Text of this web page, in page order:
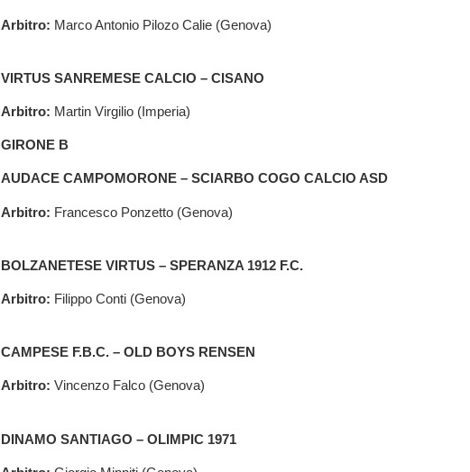
Arbitro: Marco Antonio Pilozo Calie (Genova)
VIRTUS SANREMESE CALCIO – CISANO
Arbitro: Martin Virgilio (Imperia)
GIRONE B
AUDACE CAMPOMORONE – SCIARBO COGO CALCIO ASD
Arbitro: Francesco Ponzetto (Genova)
BOLZANETESE VIRTUS – SPERANZA 1912 F.C.
Arbitro: Filippo Conti (Genova)
CAMPESE F.B.C. – OLD BOYS RENSEN
Arbitro: Vincenzo Falco (Genova)
DINAMO SANTIAGO – OLIMPIC 1971